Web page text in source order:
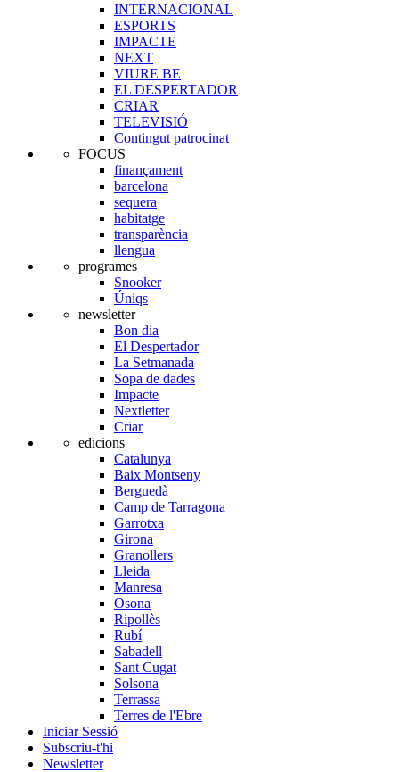
INTERNACIONAL
ESPORTS
IMPACTE
NEXT
VIURE BE
EL DESPERTADOR
CRIAR
TELEVISIÓ
Contingut patrocinat
FOCUS
finançament
barcelona
sequera
habitatge
transparència
llengua
programes
Snooker
Úniqs
newsletter
Bon dia
El Despertador
La Setmanada
Sopa de dades
Impacte
Nextletter
Criar
edicions
Catalunya
Baix Montseny
Berguedà
Camp de Tarragona
Garrotxa
Girona
Granollers
Lleida
Manresa
Osona
Ripollès
Rubí
Sabadell
Sant Cugat
Solsona
Terrassa
Terres de l'Ebre
Iniciar Sessió
Subscriu-t'hi
Newsletter